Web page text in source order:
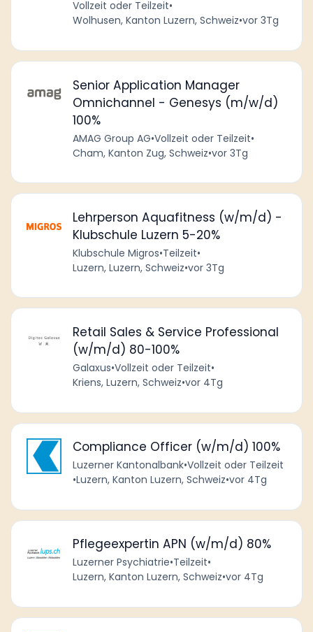
Vollzeit oder Teilzeit•
Wolhusen, Kanton Luzern, Schweiz•vor 3Tg
Senior Application Manager
Omnichannel - Genesys (m/w/d)
100%
AMAG Group AG•Vollzeit oder Teilzeit•
Cham, Kanton Zug, Schweiz•vor 3Tg
Lehrperson Aquafitness (w/m/d) -
Klubschule Luzern 5-20%
Klubschule Migros•Teilzeit•
Luzern, Luzern, Schweiz•vor 3Tg
Retail Sales & Service Professional
(w/m/d) 80-100%
Galaxus•Vollzeit oder Teilzeit•
Kriens, Luzern, Schweiz•vor 4Tg
Compliance Officer (w/m/d) 100%
Luzerner Kantonalbank•Vollzeit oder Teilzeit
•Luzern, Kanton Luzern, Schweiz•vor 4Tg
Pflegeexpertin APN (w/m/d) 80%
Luzerner Psychiatrie•Teilzeit•
Luzern, Kanton Luzern, Schweiz•vor 4Tg